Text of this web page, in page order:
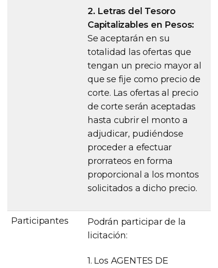
2. Letras del Tesoro
Capitalizables en Pesos:
Se aceptarán en su
totalidad las ofertas que
tengan un precio mayor al
que se fije como precio de
corte. Las ofertas al precio
de corte serán aceptadas
hasta cubrir el monto a
adjudicar, pudiéndose
proceder a efectuar
prorrateos en forma
proporcional a los montos
solicitados a dicho precio.
Participantes
Podrán participar de la
licitación:
1. Los AGENTES DE